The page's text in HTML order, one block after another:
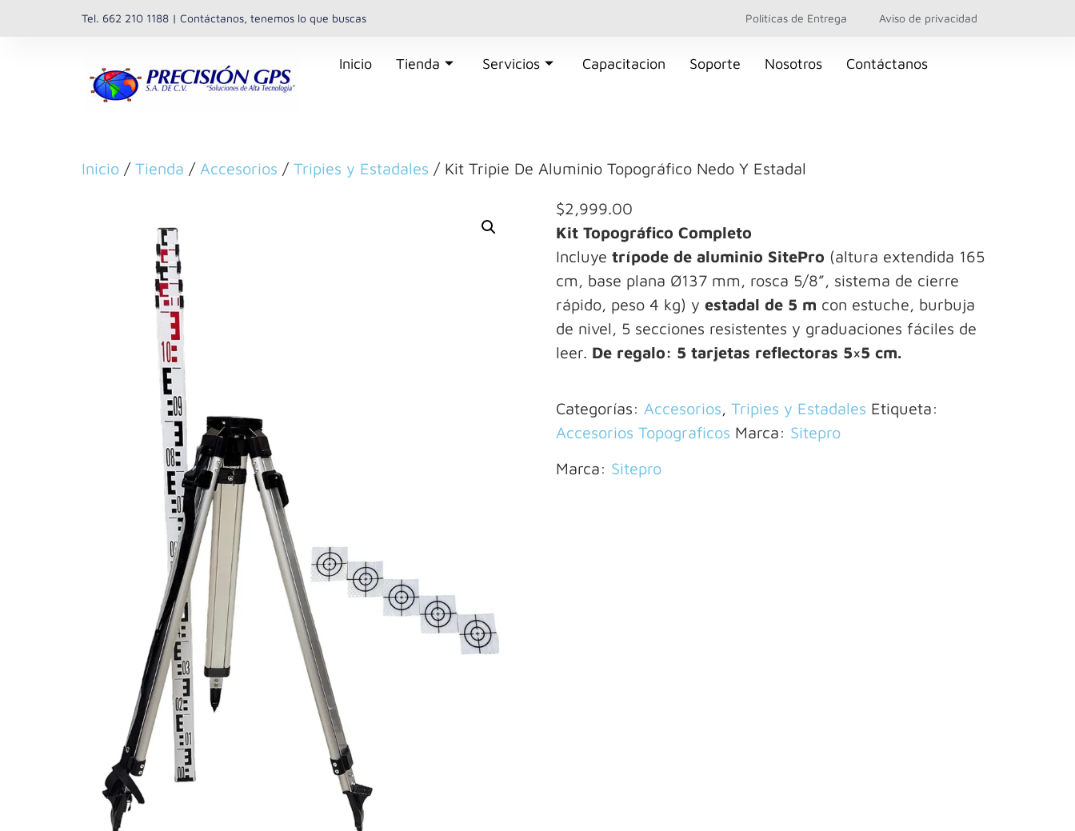
Tel. 662 210 1188 | Contáctanos, tenemos lo que buscas Politícas de Entrega Aviso de privacidad
Inicio Tienda Servicios Capacitacion Soporte Nosotros Contáctanos
Inicio / Tienda / Accesorios / Tripies y Estadales / Kit Tripie De Aluminio Topográfico Nedo Y Estadal
$2,999.00
Kit Topográfico Completo
Incluye trípode de aluminio SitePro (altura extendida 165
cm, base plana Ø137 mm, rosca 5/8”, sistema de cierre
rápido, peso 4 kg) y estadal de 5 m con estuche, burbuja
de nivel, 5 secciones resistentes y graduaciones fáciles de
leer. De regalo: 5 tarjetas reflectoras 5×5 cm.
Categorías: Accesorios, Tripies y Estadales Etiqueta:
Accesorios Topograficos Marca: Sitepro
Marca: Sitepro